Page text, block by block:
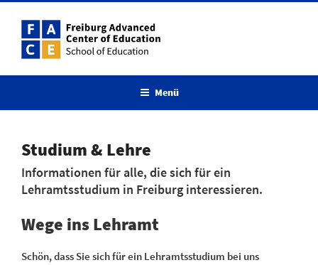
Menü
Studium & Lehre
Informationen für alle, die sich für ein
Lehramtsstudium in Freiburg interessieren.
Wege ins Lehramt
Schön, dass Sie sich für ein Lehramtsstudium bei uns